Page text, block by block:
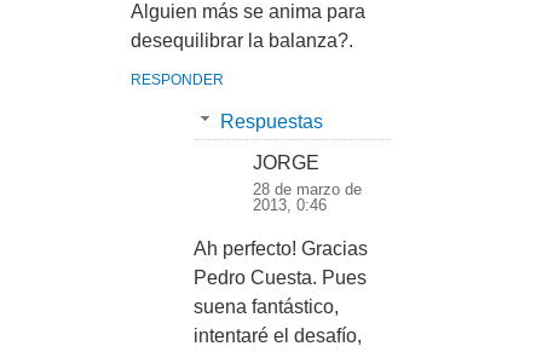
Alguien más se anima para
desequilibrar la balanza?.
RESPONDER
Respuestas
JORGE
28 de marzo de
2013, 0:46
Ah perfecto! Gracias
Pedro Cuesta. Pues
suena fantástico,
intentaré el desafío,